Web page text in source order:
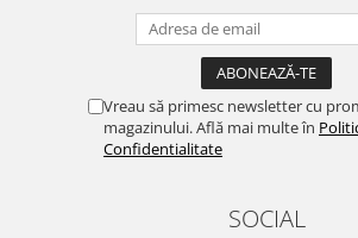
Vreau să primesc newsletter cu
magazinului. Află mai multe în
Confidentialitate
SOCIAL